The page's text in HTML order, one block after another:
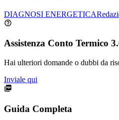
DIAGNOSI ENERGETICA
Assistenza Conto Termico
Hai ulteriori domande o dubbi da
Inviale qui
Guida Completa